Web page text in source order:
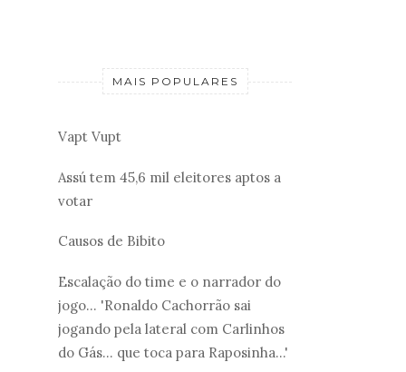
MAIS POPULARES
Vapt Vupt
Assú tem 45,6 mil eleitores aptos a
votar
Causos de Bibito
Escalação do time e o narrador do
jogo... 'Ronaldo Cachorrão sai
jogando pela lateral com Carlinhos
do Gás... que toca para Raposinha...'